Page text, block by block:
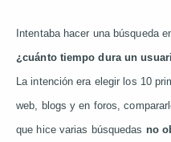
Intentaba hacer una búsqueda
¿cuánto tiempo dura un
La intención era elegir los 10
web, blogs y en foros,
que hice varias búsquedas no